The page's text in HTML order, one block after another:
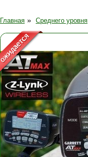
Главная » Среднего уровня